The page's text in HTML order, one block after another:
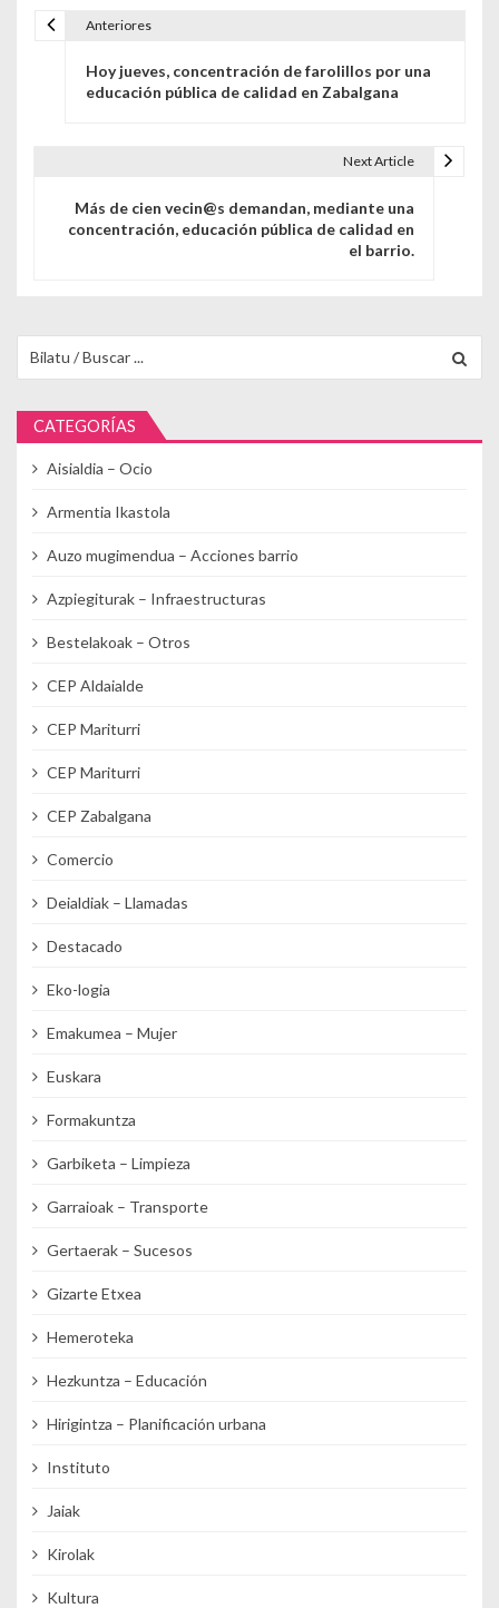
Anteriores
Hoy jueves, concentración de farolillos por una
educación pública de calidad en Zabalgana
Next Article
Más de cien vecin@s demandan, mediante una
concentración, educación pública de calidad en
el barrio.
CATEGORÍAS
Aisialdia – Ocio
Armentia Ikastola
Auzo mugimendua – Acciones barrio
Azpiegiturak – Infraestructuras
Bestelakoak – Otros
CEP Aldaialde
CEP Mariturri
CEP Mariturri
CEP Zabalgana
Comercio
Deialdiak – Llamadas
Destacado
Eko-logia
Emakumea – Mujer
Euskara
Formakuntza
Garbiketa – Limpieza
Garraioak – Transporte
Gertaerak – Sucesos
Gizarte Etxea
Hemeroteka
Hezkuntza – Educación
Hirigintza – Planificación urbana
Instituto
Jaiak
Kirolak
Kultura